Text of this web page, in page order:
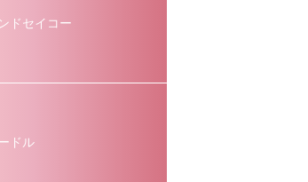
ドセイコー
ドル